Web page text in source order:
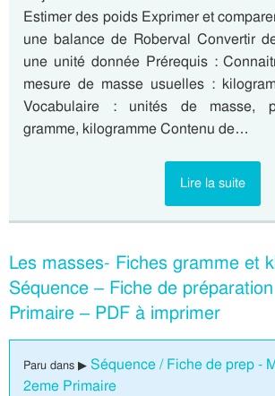
Estimer des poids Exprimer et
une balance de Roberval Convertir
une unité donnée Prérequis :
mesure de masse usuelles :
Vocabulaire : unités de masse,
gramme, kilogramme Contenu de…
Lire la suite
Les masses- Fiches gramme et
Séquence – Fiche de
Primaire – PDF à imprimer
Paru dans ▶ Séquence / Fiche de prep -
2eme Primaire